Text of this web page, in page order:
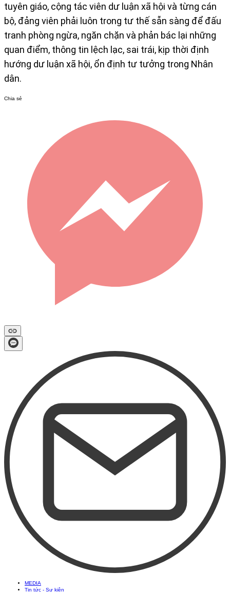
tuyên giáo, cộng tác viên dư luận xã hội và từng cán
bộ, đảng viên phải luôn trong tư thế sẵn sàng để đấu
tranh phòng ngừa, ngăn chặn và phản bác lại những
quan điểm, thông tin lệch lạc, sai trái, kịp thời định
hướng dư luận xã hội, ổn định tư tưởng trong Nhân
dân.
Chia sẻ
MEDIA
Tin tức - Sự kiện